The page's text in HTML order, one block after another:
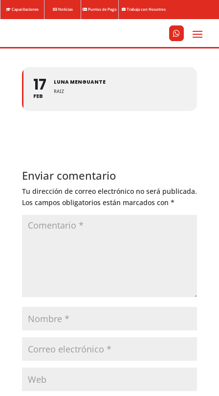
Capacitaciones Noticias Puntos de Pago Trabaja con Nosotros



17
FEB
LUNA MENGUANTE
RAIZ
Enviar comentario
Tu dirección de correo electrónico no será publicada.
Los campos obligatorios están marcados con *